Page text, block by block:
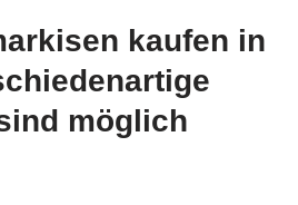
kaufen in
möglich